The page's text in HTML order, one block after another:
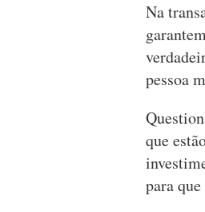
Na
pessoa
que
para